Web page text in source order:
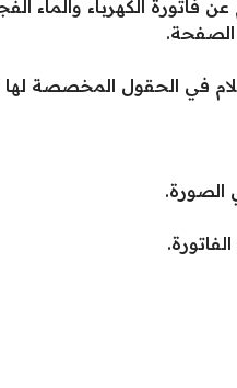
فاتورة الكهرباء والماء
الصفحة.
في الحقول المخصصة
الصورة.